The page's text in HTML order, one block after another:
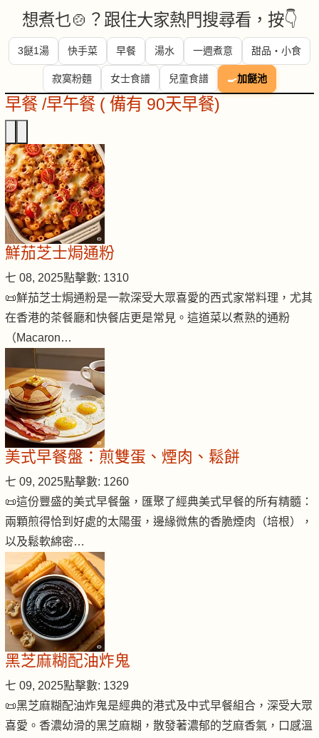
想煮乜🍲？跟住大家熱門搜尋看，按👇
3餸1湯 快手菜 早餐 湯水 一週煮意 甜品・小食
寂寞粉麵 女士食譜 兒童食譜 🍳加餸池
早餐 /早午餐 ( 備有 90天早餐)
鮮茄芝士焗通粉
七 08, 2025點擊數: 1310
📜鮮茄芝士焗通粉是一款深受大眾喜愛的西式家常料理，尤其
在香港的茶餐廳和快餐店更是常見。這道菜以煮熟的通粉
（Macaron…
美式早餐盤：煎雙蛋、煙肉、鬆餅
七 09, 2025點擊數: 1260
📜這份豐盛的美式早餐盤，匯聚了經典美式早餐的所有精髓：
兩顆煎得恰到好處的太陽蛋，邊緣微焦的香脆煙肉（培根），
以及鬆軟綿密…
黑芝麻糊配油炸鬼
七 09, 2025點擊數: 1329
📜黑芝麻糊配油炸鬼是經典的港式及中式早餐組合，深受大眾
喜愛。香濃幼滑的黑芝麻糊，散發著濃郁的芝麻香氣，口感溫